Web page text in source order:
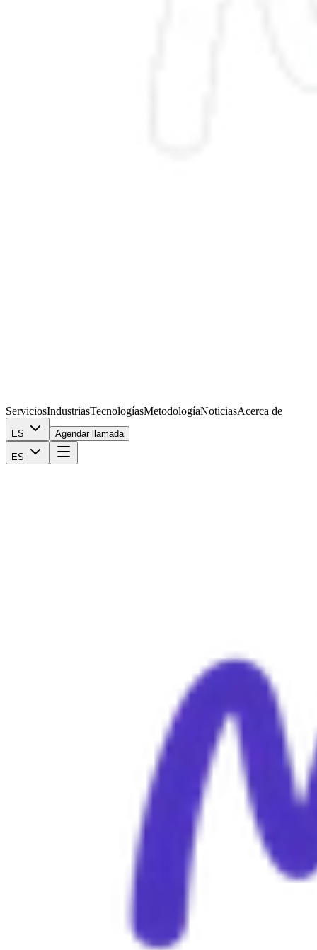
ServiciosIndustriasTecnologíasMetodologíaNoticiasAcerca de
ES Agendar llamada
ES